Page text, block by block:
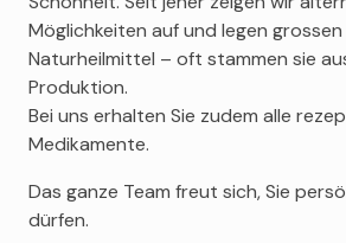
Möglichkeiten auf und legen
Naturheilmittel – oft stammen sie
Produktion.
Bei uns erhalten Sie zudem alle
Medikamente.
Das ganze Team freut sich, Sie
dürfen.